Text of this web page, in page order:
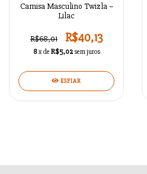
Camisa Masculino Twizla –
Lilac
R$68,01 R$40,13
8x de R$5,02 sem juros
ESPIAR